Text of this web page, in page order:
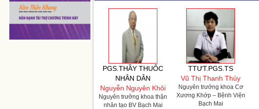
PGS.THẦY THUỐC
NHÂN DÂN
Nguyễn Nguyên Khôi
Nguyên trưởng khoa thận
nhân tạo BV Bạch Mai
TTƯT.PGS.TS
Vũ Thị Thanh Thủy
Nguyên trưởng khoa Cơ
Xương Khớp – Bệnh Viện
Bạch Mai